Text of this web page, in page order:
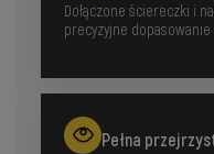
Dołączone ściereczki i
precyzyjne dopasowanie
Pełna